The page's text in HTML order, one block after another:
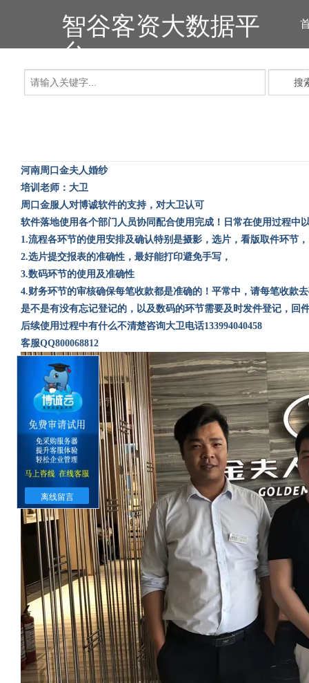
离线留言
智谷客资大数据平
台
搜
河南周口金夫人婚纱
培训老师：大卫
周口金服人对博诚软件的支持，对大卫认可
软件落地使用各个部门人员协同配合使用完成！日常在使用过程中
1.流程各环节的使用安排及确认特别是摄影，选片，看版取件环节，
2.选片提交报表的准确性，最好能打印避免手写，
3.数码环节的使用及准确性
4.财务环节的审核确保每笔收款都是准确的！平常中，请每笔收款
是不是有没有忘记登记的，以及数码的环节需要及时发件登记，回
后续使用过程中有什么不清楚咨询大卫电话133994040458
客服QQ800068812